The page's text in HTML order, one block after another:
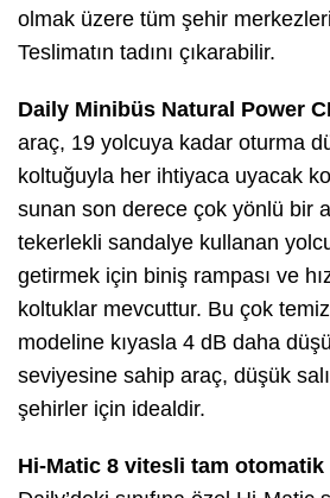
olmak üzere tüm şehir
Teslimatın tadını çıkarabilir.
Daily Minibüs Natural Power
araç, 19 yolcuya kadar oturma
koltuğuyla her ihtiyaca uyacak
sunan son derece çok yönlü bir
tekerlekli sandalye kullanan
getirmek için biniş rampası ve
koltuklar mevcuttur. Bu çok
modeline kıyasla 4 dB daha
seviyesine sahip araç, düşük
şehirler için idealdir.
Hi-Matic 8 vitesli tam otomatik